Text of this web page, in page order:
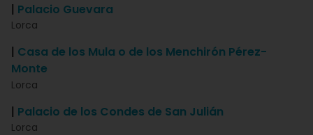
| Palacio Guevara
Lorca
| Casa de los Mula o de los Menchirón Pérez-
Monte
Lorca
| Palacio de los Condes de San Julián
Lorca